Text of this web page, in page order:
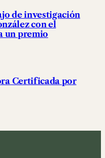
de investigación
con el
un premio
Certificada por